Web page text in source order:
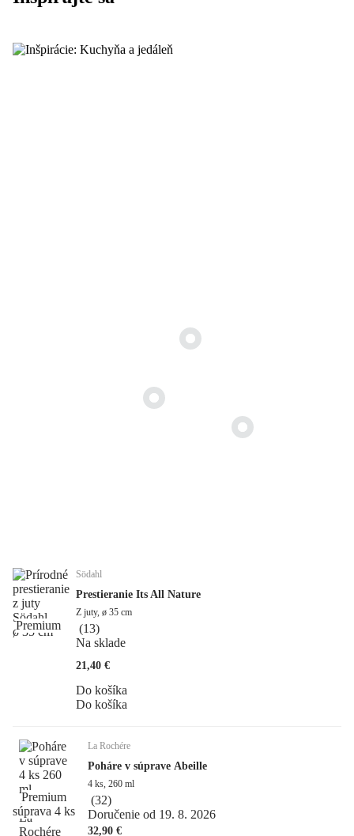
Premium
Södahl
Prestieranie Its All Nature
Z juty, ø 35 cm
(13)
Na sklade
21,40 €
Do košíka
Do košíka
Premium
súprava 4 ks
La Rochére
Poháre v súprave Abeille
4 ks, 260 ml
(32)
Doručenie od 19. 8. 2026
32,90 €